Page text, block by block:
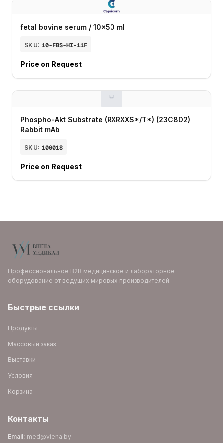
fetal bovine serum / 10x50 ml
SKU: 10-FBS-HI-11F
Price on Request
Phospho-Akt Substrate (RXRXXS*/T*) (23C8D2)
Rabbit mAb
SKU: 10001S
Price on Request
Профессиональное B2B медицинское и лабораторное
оборудование от ведущих мировых производителей.
Быстрые ссылки
Продукты
Массовый заказ
Выставки
Условия
Корзина
Контакты
Email: med@viena.by